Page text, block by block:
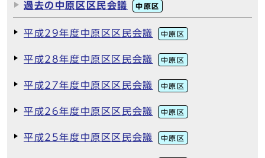
過去の中原区区民会議 中原区
平成29年度中原区区民会議 中原区
平成28年度中原区区民会議 中原区
平成27年度中原区区民会議 中原区
平成26年度中原区区民会議 中原区
平成25年度中原区区民会議 中原区